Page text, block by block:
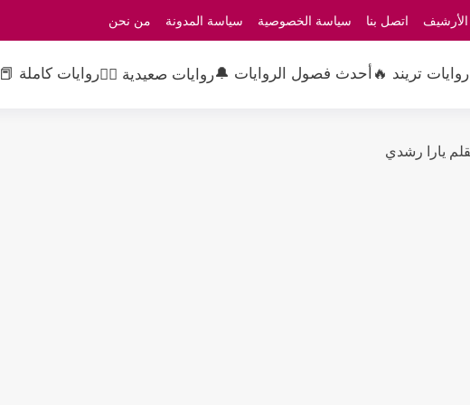
الأرشيف اتصل بنا سياسة الخصوصية سياسة المدونة من نحن
روايات تريند 🔥 أحدث فصول الروايات 🔔روايات صعيدية 👳‍♂️روايات كاملة 📕